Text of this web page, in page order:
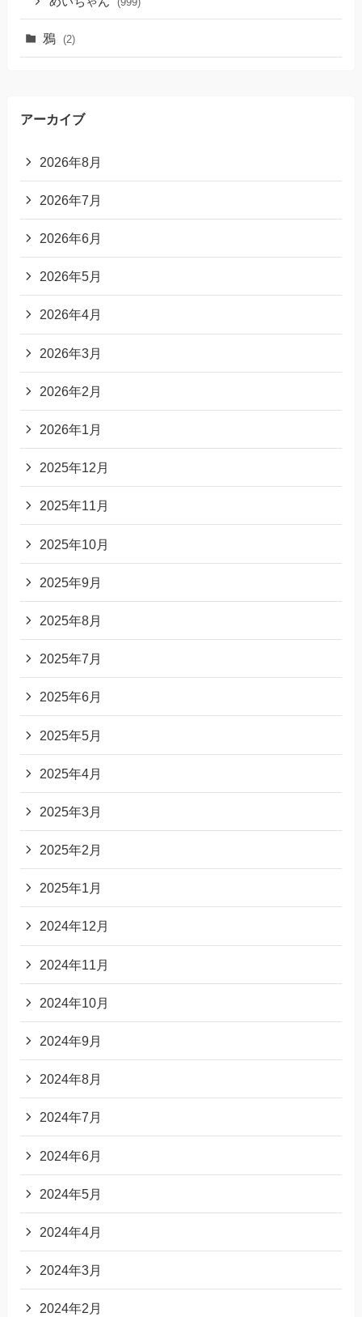
鴉 (2)
アーカイブ
2026年8月
2026年7月
2026年6月
2026年5月
2026年4月
2026年3月
2026年2月
2026年1月
2025年12月
2025年11月
2025年10月
2025年9月
2025年8月
2025年7月
2025年6月
2025年5月
2025年4月
2025年3月
2025年2月
2025年1月
2024年12月
2024年11月
2024年10月
2024年9月
2024年8月
2024年7月
2024年6月
2024年5月
2024年4月
2024年3月
2024年2月